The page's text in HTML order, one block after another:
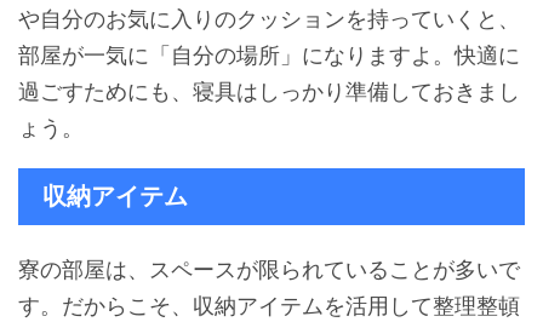
や自分のお気に入りのクッションを持っていくと、
部屋が一気に「自分の場所」になりますよ。快適に
過ごすためにも、寝具はしっかり準備しておきまし
ょう。
収納アイテム
寮の部屋は、スペースが限られていることが多いで
す。だからこそ、収納アイテムを活用して整理整頓